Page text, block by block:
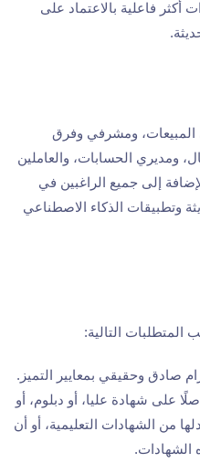
أكثر فاعلية بالاعتماد على
المبيعات، ومشرفي وفرق
ومديري الحسابات، والعاملين
إلى جميع الراغبين في
وتطبيقات الذكاء الاصطناعي
التالية:
صادق وحقيقي بمعايير التميز.
على شهادة عليا، أو دبلوم، أو
من الشهادات التعليمية، أو أن
الشهادات.